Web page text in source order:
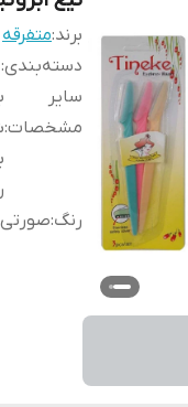
برند:متفرقه
دسته‌بندی:
سایر
مشخصات:
رنگ:صورتی